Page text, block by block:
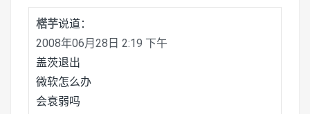
楛芋说道：
2008年06月28日 2:19 下午
盖茨退出
微软怎么办
会衰弱吗